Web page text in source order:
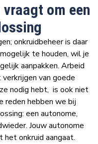
om een
onkruidbeheer is daar
te houden, wil je
aanpakken. Arbeid
van goede
nodig hebt, is ook niet
reden hebben we bij
een autonome,
Jouw autonome
onkruid aangaat.